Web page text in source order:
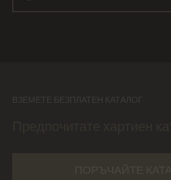
ВЗЕМЕТЕ БЕЗПЛАТЕН КАТАЛОГ